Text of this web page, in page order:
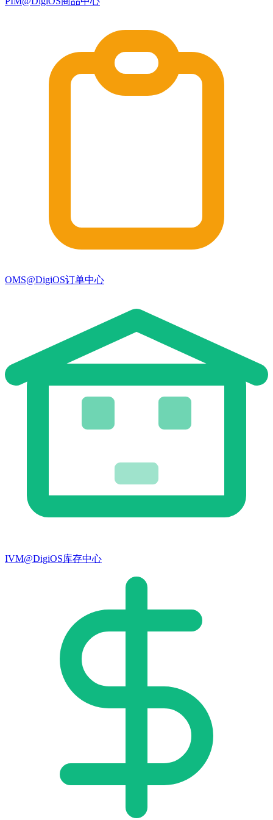
OMS@DigiOS订单中心
IVM@DigiOS库存中心